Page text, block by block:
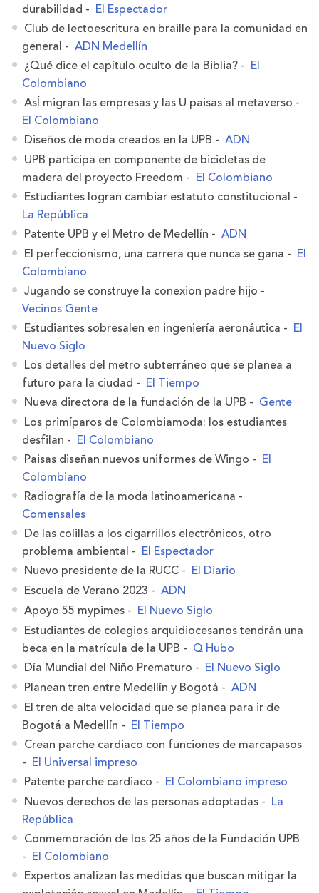
durabilidad - El Espectador
Club de lectoescritura en braille para la comunidad en
general - ADN Medellín
¿Qué dice el capítulo oculto de la Biblia? - El
Colombiano
AsÍ migran las empresas y las U paisas al metaverso -
El Colombiano
Diseños de moda creados en la UPB - ADN
UPB participa en componente de bicicletas de
madera del proyecto Freedom - El Colombiano
Estudiantes logran cambiar estatuto constitucional -
La República
Patente UPB y el Metro de Medellín - ADN
El perfeccionismo, una carrera que nunca se gana - El
Colombiano
Jugando se construye la conexion padre hijo -
Vecinos Gente
Estudiantes sobresalen en ingeniería aeronáutica - El
Nuevo Siglo
Los detalles del metro subterráneo que se planea a
futuro para la ciudad - El Tiempo
Nueva directora de la fundación de la UPB - Gente
Los primíparos de Colombiamoda: los estudiantes
desfilan - El Colombiano
Paisas diseñan nuevos uniformes de Wingo - El
Colombiano
Radiografía de la moda latinoamericana -
Comensales
De las colillas a los cigarrillos electrónicos, otro
problema ambiental - El Espectador
Nuevo presidente de la RUCC - El Diario
Escuela de Verano 2023 - ADN
Apoyo 55 mypimes - El Nuevo Siglo
Estudiantes de colegios arquidiocesanos tendrán una
beca en la matrícula de la UPB - Q Hubo
Día Mundial del Niño Prematuro - El Nuevo Siglo
Planean tren entre Medellín y Bogotá - ADN
El tren de alta velocidad que se planea para ir de
Bogotá a Medellín - El Tiempo
Crean parche cardiaco con funciones de marcapasos
- El Universal impreso
Patente parche cardiaco - El Colombiano impreso
Nuevos derechos de las personas adoptadas - La
República
Conmemoración de los 25 años de la Fundación UPB
- El Colombiano
Expertos analizan las medidas que buscan mitigar la